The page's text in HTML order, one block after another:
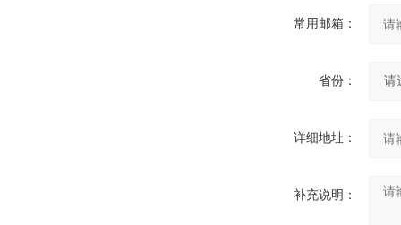
常用邮箱：
省份：
详细地址：
补充说明：